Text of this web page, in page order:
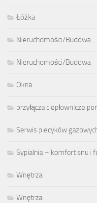
Łóżka
Nieruchomości/Budowa
Nieruchomości/Budowa
Okna
przyłącza ciepłownicze
Serwis piecyków
Sypialnia – komfort snu i
Wnętrza
Wnętrza